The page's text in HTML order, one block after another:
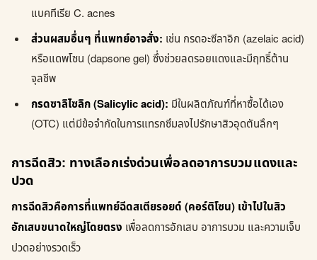
แบคทีเรีย C. acnes
ส่วนผสมอื่นๆ ที่แพทย์อาจสั่ง: เช่น กรดอะซีลาอิก (azelaic acid)
หรือแดพโซน (dapsone gel) ซึ่งช่วยลดรอยแดงและมีฤทธิ์ต้าน
จุลชีพ
กรดซาลิไซลิก (Salicylic acid): มีในผลิตภัณฑ์ที่หาซื้อได้เอง
(OTC) แต่มีข้อจำกัดในการแทรกซึมลงไปรักษาสิวอุดตันลึกๆ
การฉีดสิว: ทางเลือกเร่งด่วนเพื่อลดอาการบวมแดงและ
ปวด
การฉีดสิวคือการที่แพทย์ฉีดสเตียรอยด์ (คอร์ติโซน) เข้าไปในสิว
อักเสบขนาดใหญ่โดยตรง เพื่อลดการอักเสบ อาการบวม และความเจ็บ
ปวดอย่างรวดเร็ว